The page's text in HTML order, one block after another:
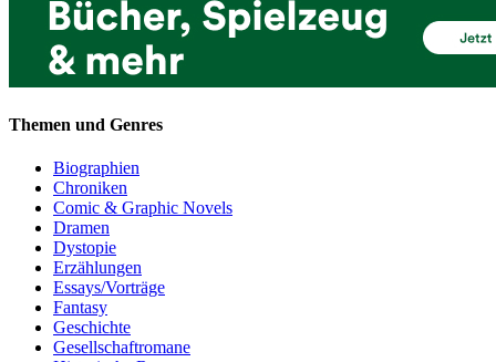
Themen und Genres
Biographien
Chroniken
Comic & Graphic Novels
Dramen
Dystopie
Erzählungen
Essays/Vorträge
Fantasy
Geschichte
Gesellschaftromane